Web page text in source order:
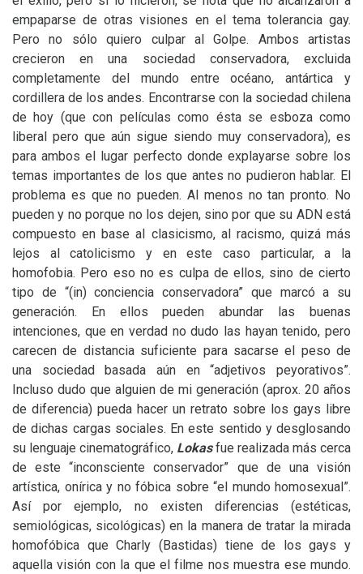
empaparse de otras visiones en el tema tolerancia gay.
Pero no sólo quiero culpar al Golpe. Ambos artistas
crecieron en una sociedad conservadora, excluida
completamente del mundo entre océano, antártica y
cordillera de los andes. Encontrarse con la sociedad chilena
de hoy (que con películas como ésta se esboza como
liberal pero que aún sigue siendo muy conservadora), es
para ambos el lugar perfecto donde explayarse sobre los
temas importantes de los que antes no pudieron hablar. El
problema es que no pueden. Al menos no tan pronto. No
pueden y no porque no los dejen, sino por que su ADNestá
compuesto en base al clasicismo, al racismo, quizá más
lejos al catolicismo y en este caso particular, a la
homofobia. Pero eso no es culpa de ellos, sino de cierto
tipo de “(in) conciencia conservadora” que marcó a su
generación. En ellos pueden abundar las buenas
intenciones, que en verdad no dudo las hayan tenido, pero
carecen de distancia suficiente para sacarse el peso de
una sociedad basada aún en “adjetivos peyorativos”.
Incluso dudo que alguien de mi generación (aprox. 20 años
de diferencia) pueda hacer un retrato sobre los gays libre
de dichas cargas sociales. En este sentido y desglosando
su lenguaje cinematográfico, Lokasfue realizada más cerca
de este “inconsciente conservador” que de una visión
artística, onírica y no fóbica sobre “el mundo homosexual”.
Así por ejemplo, no existen diferencias (estéticas,
semiológicas, sicológicas) en la manera de tratar la mirada
homofóbica que Charly (Bastidas) tiene de los gays y
aquella visión con la que el filme nos muestra ese mundo.